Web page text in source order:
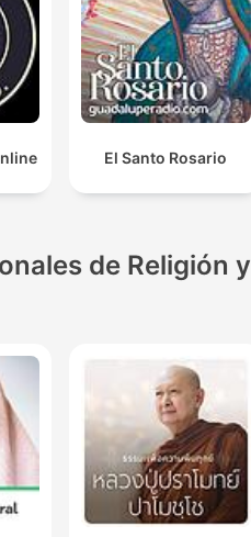
El Santo Rosario
de Religión y